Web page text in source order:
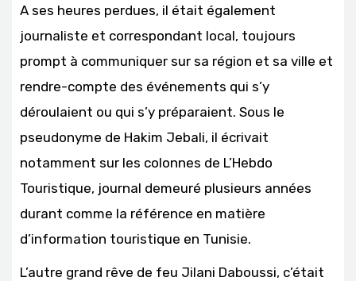
A ses heures perdues, il était également
journaliste et correspondant local, toujours
prompt à communiquer sur sa région et sa ville et
rendre-compte des événements qui s’y
déroulaient ou qui s’y préparaient. Sous le
pseudonyme de Hakim Jebali, il écrivait
notamment sur les colonnes de L’Hebdo
Touristique, journal demeuré plusieurs années
durant comme la référence en matière
d’information touristique en Tunisie.
L’autre grand rêve de feu Jilani Daboussi, c’était